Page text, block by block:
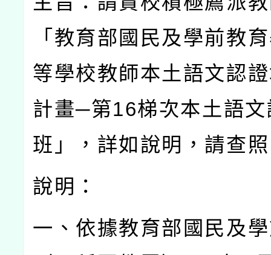
「教育部國民及學前教
等學校教師本土語文認
計畫─第16梯次本土語
班」，詳如說明，請查
說明：
一、依據教育部國民及